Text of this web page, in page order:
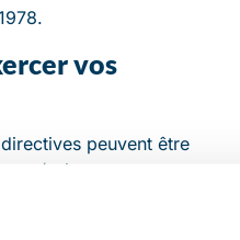
vos
peuvent être
écrivant :